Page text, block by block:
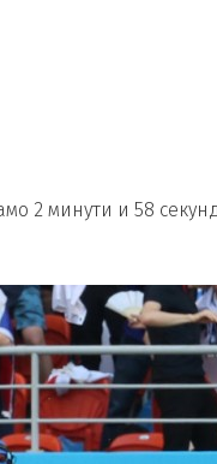
2 минути и 58